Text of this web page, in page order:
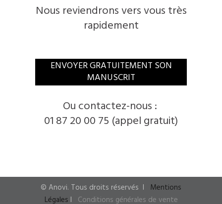
Nous reviendrons vers vous très
rapidement
ENVOYER GRATUITEMENT SON
MANUSCRIT
Ou contactez-nous :
01 87 20 00 75 (appel gratuit)
© Anovi. Tous droits réservés I Mentions
Légales I Conditions générales de vente